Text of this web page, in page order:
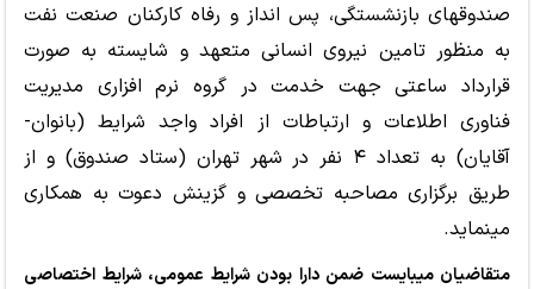
صندوق­های بازنشستگی، پس ­انداز و رفاه کارکنان صنعت نفت
به منظور تامین نیروی انسانی متعهد و شایسته به ‌صورت
قرارداد ساعتی جهت خدمت در گروه نرم­ افزاری مدیریت
فناوری اطلاعات و ارتباطات از افراد واجد شرایط (بانوان-
آقایان) به تعداد ۴ نفر در شهر تهران (ستاد صندوق) و از
طریق برگزاری مصاحبه تخصصی و گزینش دعوت به همکاری
می­نماید.
متقاضیان می­بایست ضمن دارا بودن شرایط عمومی، شرایط اختصاصی